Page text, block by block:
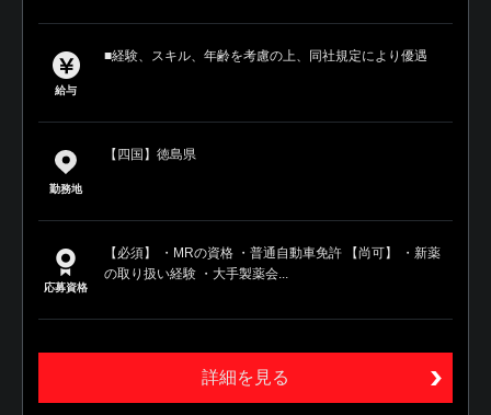
給与
■経験、スキル、年齢を考慮の上、同社規定により優遇
勤務地
【四国】徳島県
応募資格
【必須】 ・MRの資格 ・普通自動車免許 【尚可】 ・新薬
の取り扱い経験 ・大手製薬会...
詳細を見る